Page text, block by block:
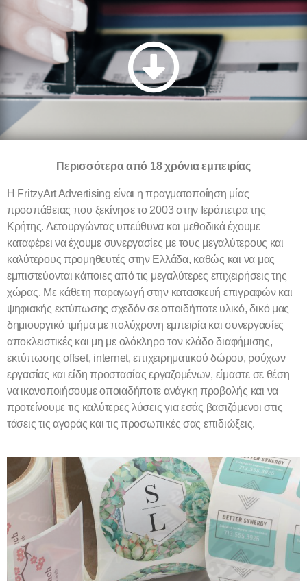
Περισσότερα από 18 χρόνια εμπειρίας
Η FritzyArt Advertising είναι η πραγματοποίηση μίας
προσπάθειας που ξεκίνησε το 2003 στην Ιεράπετρα της
Κρήτης. Λετουργώντας υπεύθυνα και μεθοδικά έχουμε
καταφέρει να έχουμε συνεργασίες με τους μεγαλύτερους και
καλύτερους προμηθευτές στην Ελλάδα, καθώς και να μας
εμπιστεύονται κάποιες από τις μεγαλύτερες επιχειρήσεις της
χώρας. Με κάθετη παραγωγή στην κατασκευή επιγραφών και
ψηφιακής εκτύπωσης σχεδόν σε οποιδήποτε υλικό, δικό μας
δημιουργικό τμήμα με πολύχρονη εμπειρία και συνεργασίες
αποκλειστικές και μη με ολόκληρο τον κλάδο διαφήμισης,
εκτύπωσης offset, internet, επιχειρηματικού δώρου, ρούχων
εργασίας και είδη προστασίας εργαζομένων, είμαστε σε θέση
να ικανοποιήσουμε οποιαδήποτε ανάγκη προβολής και να
προτείνουμε τις καλύτερες λύσεις για εσάς βασιζόμενοι στις
τάσεις τις αγοράς και τις προσωπικές σας επιδιώξεις.